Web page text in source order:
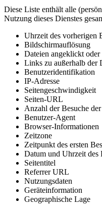
Diese Liste enthält alle
Nutzung dieses Dienstes
Uhrzeit des vorherigen
Bildschirmauflösung
Dateien angeklickt oder
Links zu außerhalb der
Benutzeridentifikation
IP-Adresse
Seitengeschwindigkeit
Seiten-URL
Anzahl der Besuche
Benutzer-Agent
Browser-Informationen
Zeitzone
Zeitpunkt des ersten
Datum und Uhrzeit des
Seitentitel
Referrer URL
Nutzungsdaten
Geräteinformation
Geographische Lage